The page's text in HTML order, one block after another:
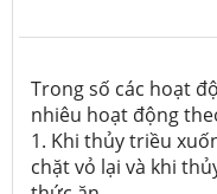
Trong số các hoạt
nhiêu hoạt động
1. Khi thủy triều
chặt vỏ lại và khi